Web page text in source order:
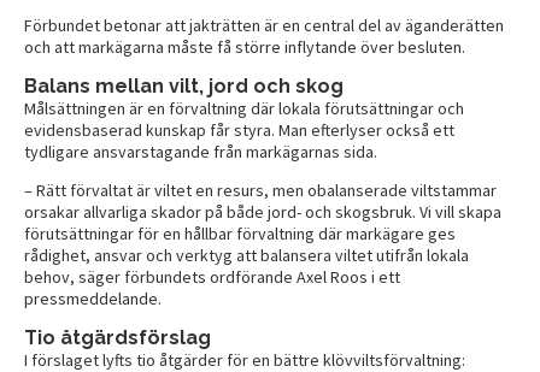
Förbundet betonar att jakträtten är en central del av äganderätten
och att markägarna måste få större inflytande över besluten.
Balans mellan vilt, jord och skog
Målsättningen är en förvaltning där lokala förutsättningar och
evidensbaserad kunskap får styra. Man efterlyser också ett
tydligare ansvarstagande från markägarnas sida.
– Rätt förvaltat är viltet en resurs, men obalanserade viltstammar
orsakar allvarliga skador på både jord- och skogsbruk. Vi vill skapa
förutsättningar för en hållbar förvaltning där markägare ges
rådighet, ansvar och verktyg att balansera viltet utifrån lokala
behov, säger förbundets ordförande Axel Roos i ett
pressmeddelande.
Tio åtgärdsförslag
I förslaget lyfts tio åtgärder för en bättre klövviltsförvaltning: